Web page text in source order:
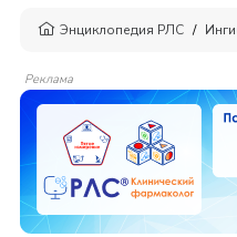
Энциклопедия РЛС
Реклама